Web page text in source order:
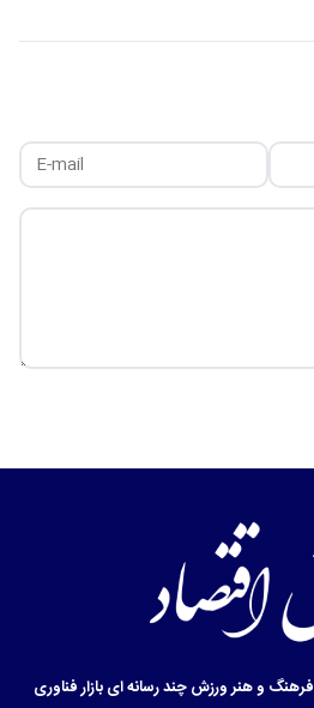
فرهنگ و هنرورزشچند رسانه ایبازارفناوری